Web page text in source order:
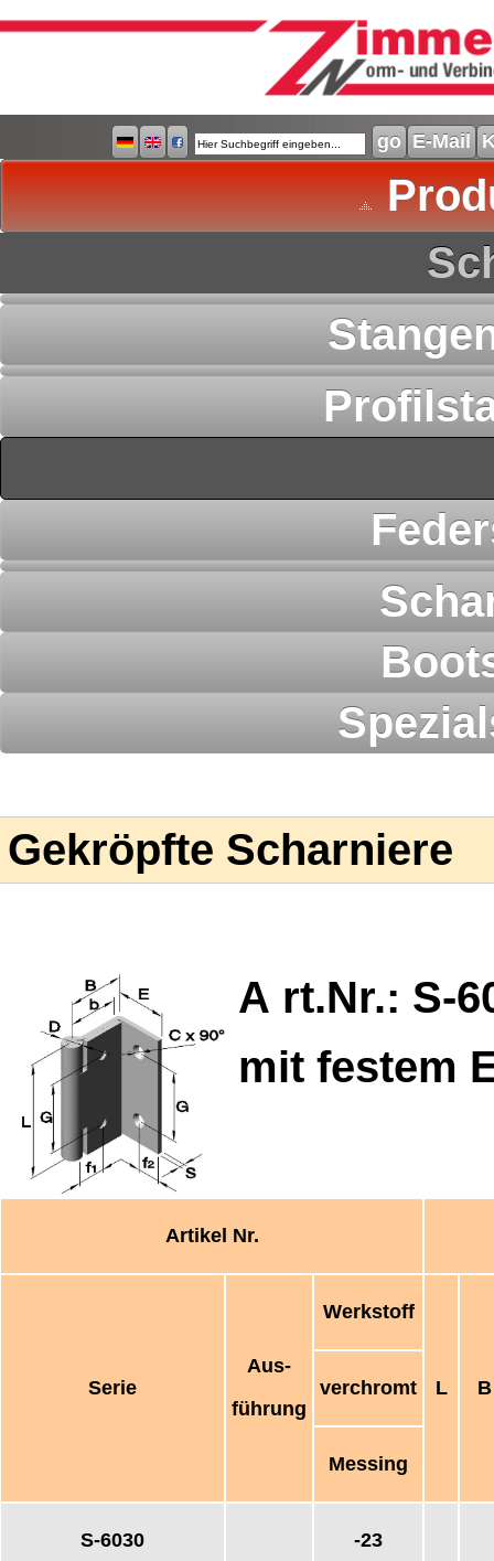
E-Mail
Gekröpfte Scharniere
A rt.Nr.: S-
mit festem
Artikel Nr.
Serie
Aus-
führung
Werkstoff
L B
verchromt
Messing
S-6030 -23